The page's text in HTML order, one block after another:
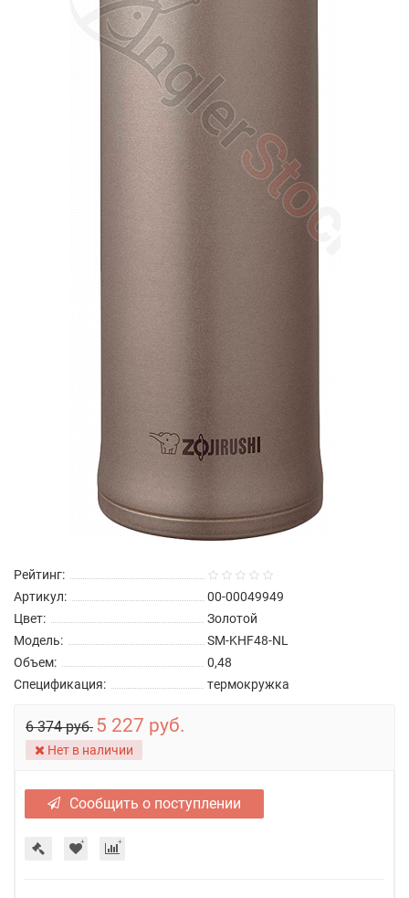
Рейтинг:
Артикул:
00-00049949
Цвет:
Золотой
Модель:
SM-KHF48-NL
Объем:
0,48
Спецификация:
термокружка
6 374 руб. 5 227 руб.
Нет в наличии
Сообщить о поступлении